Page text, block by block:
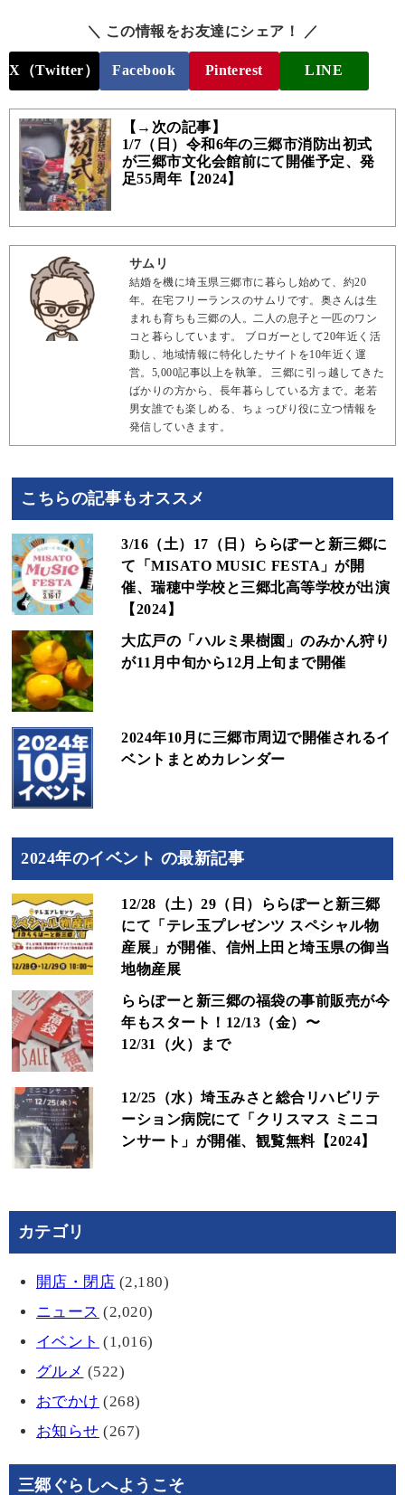
＼ この情報をお友達にシェア！ ／
X（Twitter） Facebook Pinterest LINE
【→次の記事】
1/7（日）令和6年の三郷市消防出初式
が三郷市文化会館前にて開催予定、発
足55周年【2024】
サムリ
結婚を機に埼玉県三郷市に暮らし始めて、約20
年。在宅フリーランスのサムリです。奥さんは生
まれも育ちも三郷の人。二人の息子と一匹のワン
コと暮らしています。 ブロガーとして20年近く活
動し、地域情報に特化したサイトを10年近く運
営。5,000記事以上を執筆。 三郷に引っ越してきた
ばかりの方から、長年暮らしている方まで。老若
男女誰でも楽しめる、ちょっぴり役に立つ情報を
発信していきます。
こちらの記事もオススメ
3/16（土）17（日）ららぽーと新三郷に
て「MISATO MUSIC FESTA」が開
催、瑞穂中学校と三郷北高等学校が出演
【2024】
大広戸の「ハルミ果樹園」のみかん狩り
が11月中旬から12月上旬まで開催
2024年10月に三郷市周辺で開催されるイ
ベントまとめカレンダー
2024年のイベント の最新記事
12/28（土）29（日）ららぽーと新三郷
にて「テレ玉プレゼンツ スペシャル物
産展」が開催、信州上田と埼玉県の御当
地物産展
ららぽーと新三郷の福袋の事前販売が今
年もスタート！12/13（金）〜
12/31（火）まで
12/25（水）埼玉みさと総合リハビリテ
ーション病院にて「クリスマス ミニコ
ンサート」が開催、観覧無料【2024】
カテゴリ
開店・閉店 (2,180)
ニュース (2,020)
イベント (1,016)
グルメ (522)
おでかけ (268)
お知らせ (267)
三郷ぐらしへようこそ